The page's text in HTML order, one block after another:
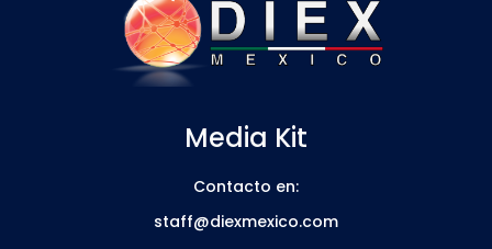
Media Kit
Contacto en:
staff@diexmexico.com